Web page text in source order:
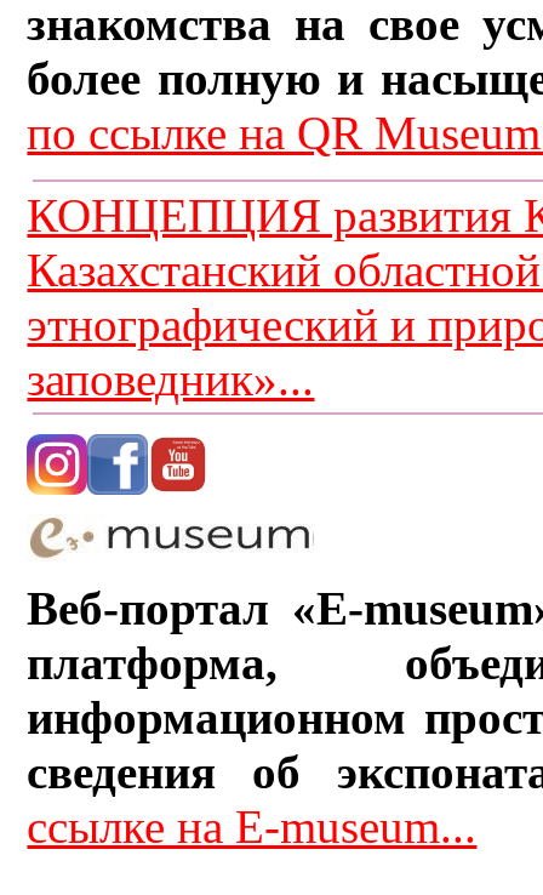
знакомства на свое
более полную и
по ссылке на QR
КОНЦЕПЦИЯ развития
Казахстанский
этнографический и
заповедник»...
Веб-портал «E-
платформа,
информационном
сведения об
ссылке на E-museum...